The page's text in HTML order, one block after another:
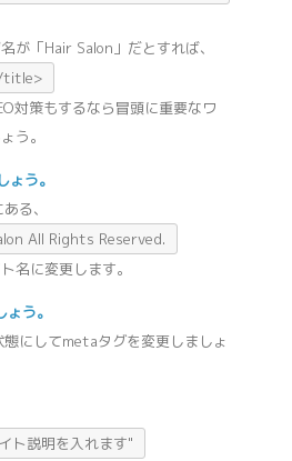
が「Hair Salon」だとすれば、
title>
対策もするなら冒頭に重要なワ
う。
う。
る、
All Rights Reserved.
名に変更します。
う。
にしてmetaタグを変更しましょ
ト説明を入れます"